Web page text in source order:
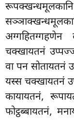
रूपक्खन्धमूलकानि
चक्खायतनं
वा पन सोतायतनं
यस्स चक्खायतनं
कायायतनं,
फोट्ठब्बायतनं,